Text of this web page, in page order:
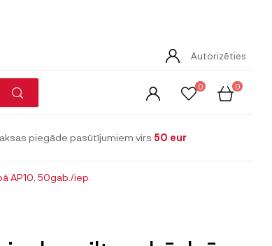
Autorizēties
0 0
piegāde pasūtījumiem virs 50 eur
AP10, 50gab./iep.